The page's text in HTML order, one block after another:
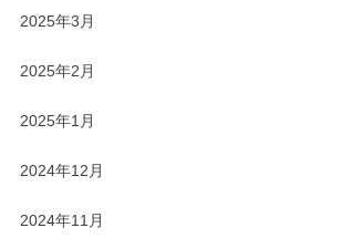
2025年3月
2025年2月
2025年1月
2024年12月
2024年11月